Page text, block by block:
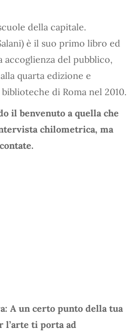
della capitale.
è il suo primo libro ed
accoglienza del pubblico,
quarta edizione e
di Roma nel 2010.
il benvenuto a quella che
chilometrica, ma
A un certo punto della tua
l’arte ti porta ad